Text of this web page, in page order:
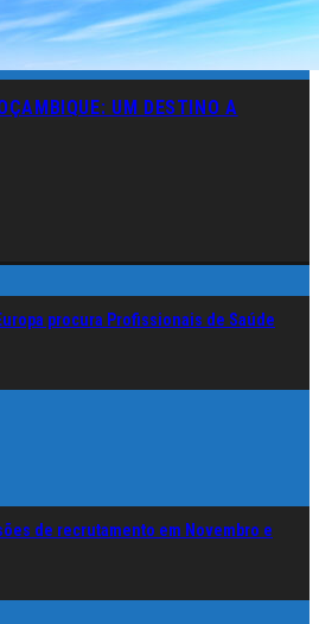
UM DESTINO A
procura Profissionais de Saúde
de recrutamento em Novembro e